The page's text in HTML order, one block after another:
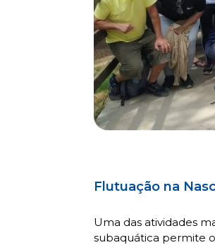
Flutuação na
Uma das atividades
subaquática permite